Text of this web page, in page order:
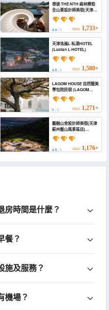
尋彼·THE·NTH·森林療愈·
全山景設計師美宿(天津薊
州盤山店) (Find The NTH
Wild Luxury Beauty
Suite (Tianjin
Zhangzhou Panshan
Branch))
4.9/ 5 HKD 1,733+
天津洛嵐L·私湯HOTEL
(Luolan L·HOTEL)
4.9/ 5 HKD 1,580+
LAGOM HOUSE 自然醒美
學包院民宿 (LAGOM
HOUSE)
5/ 5 HKD 1,271+
藝融山舍設計師美宿(天津
薊州盤山風景區店)
(Yirong Mountain
Resort (Tianjin Jizhou
Panshan Scenic Area
Branch))
4.9/ 5 HKD 1,176+
房時間是什麼？
餐？
施及服務？
機場？